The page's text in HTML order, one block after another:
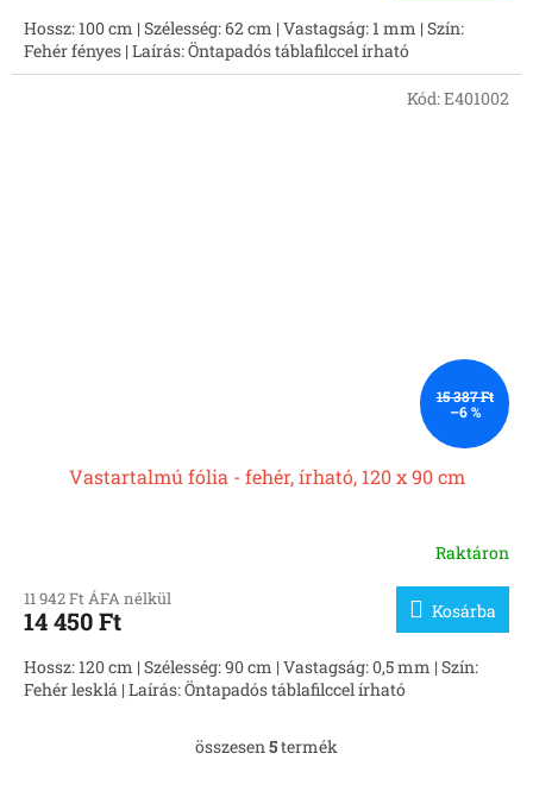
Hossz: 100 cm | Szélesség: 62 cm | Vastagság: 1 mm | Szín:
Fehér fényes | Laírás: Öntapadós táblafilccel írható
15 387 Ft
–6 %
Vastartalmú fólia - fehér, írható, 120 x 90 cm
Raktáron
11 942 Ft ÁFA nélkül
14 450 Ft Kosárba
Hossz: 120 cm | Szélesség: 90 cm | Vastagság: 0,5 mm | Szín:
Fehér lesklá | Laírás: Öntapadós táblafilccel írható
Kód:E401002
L
összesen5termék